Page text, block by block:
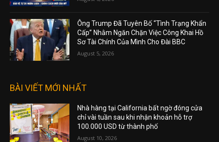
Ông Trump Đã Tuyên Bố “Tình Trạng Khẩn
Cấp” Nhằm Ngăn Chặn Việc Công Khai Hồ
Sơ Tài Chính Của Mình Cho Đài BBC
August 5, 2026
BÀI VIẾT MỚI NHẤT
Nhà hàng tại California bất ngờ đóng cửa
chỉ vài tuần sau khi nhận khoản hỗ trợ
100.000 USD từ thành phố
August 10, 2026